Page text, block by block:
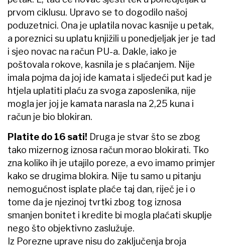
prvom ciklusu. Upravo se to dogodilo našoj
poduzetnici. Ona je uplatila novac kasnije u petak,
a poreznici su uplatu knjižili u ponedjeljak jer je tad
i sjeo novac na račun PU-a. Dakle, iako je
poštovala rokove, kasnila je s plaćanjem. Nije
imala pojma da joj ide kamata i sljedeći put kad je
htjela uplatiti plaću za svoga zaposlenika, nije
mogla jer joj je kamata narasla na 2,25 kuna i
račun je bio blokiran.
Platite do 16 sati! Druga je stvar što se zbog
tako mizernog iznosa račun morao blokirati. Tko
zna koliko ih je utajilo poreze, a evo imamo primjer
kako se drugima blokira. Nije tu samo u pitanju
nemogućnost isplate plaće taj dan, riječ je i o
tome da je njezinoj tvrtki zbog tog iznosa
smanjen bonitet i kredite bi mogla plaćati skuplje
nego što objektivno zaslužuje.
Iz Porezne uprave nisu do zaključenja broja